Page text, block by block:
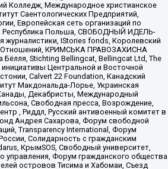
Колледж, Международное христианское
Саентологических Предприятий,
Европейская сеть организаций по
Республика Польша, СВОБОДНЫЙ ИДЕЛЬ-
журналистики, IStories fonds, Королевский
Отношений, КРИМСЬКА ПРАВОЗАХИСНА
Stichting Bellingcat, Bellingcat Ltd, The
Центральной и Восточной
Calvert 22 Foundation, Канадский
Макдональда-Лорье, Украинская
Декабристы, Международный
Свободная пресса, Возрождение,
, Риддл, Русский антивоенный комитет в
Андрея Сахарова, Форум свободной
Transparеncy International, Форум
Солидарность с гражданским
КрымSOS, Свободный университет,
управления, Форум гражданского общества
островов Тисима и Хабомаи, Съезд